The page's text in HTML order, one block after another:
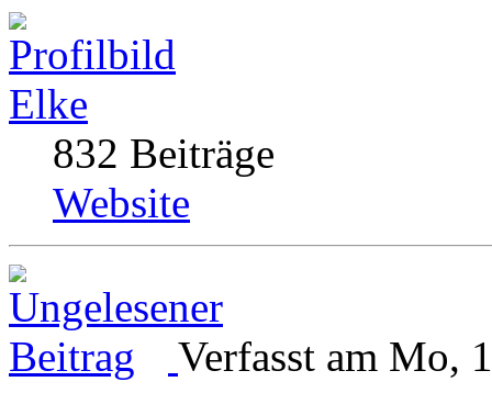
Elke
832 Beiträge
Website
Verfasst am Mo,